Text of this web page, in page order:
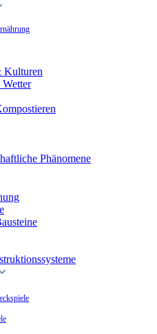
Kulturen
Wetter
Phänomene